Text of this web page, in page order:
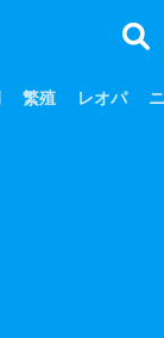
繁殖 レオパ